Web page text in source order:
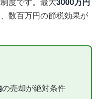
数百万円の節税効果が
の売却が絶対条件